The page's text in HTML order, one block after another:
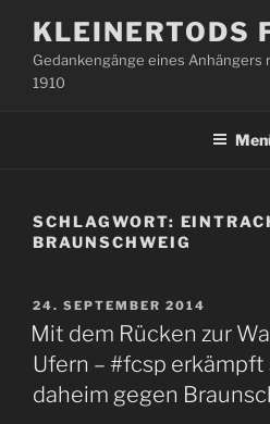
Inhalt
springen
KLEINERTODS
Gedankengänge eines Anhängers
1910
SCHLAGWORT:
BRAUNSCHWEIG
VERÖFFENTLICHT
AM
24. SEPTEMBER 2014
Mit dem Rücken zur
Ufern – #fcsp
daheim gegen